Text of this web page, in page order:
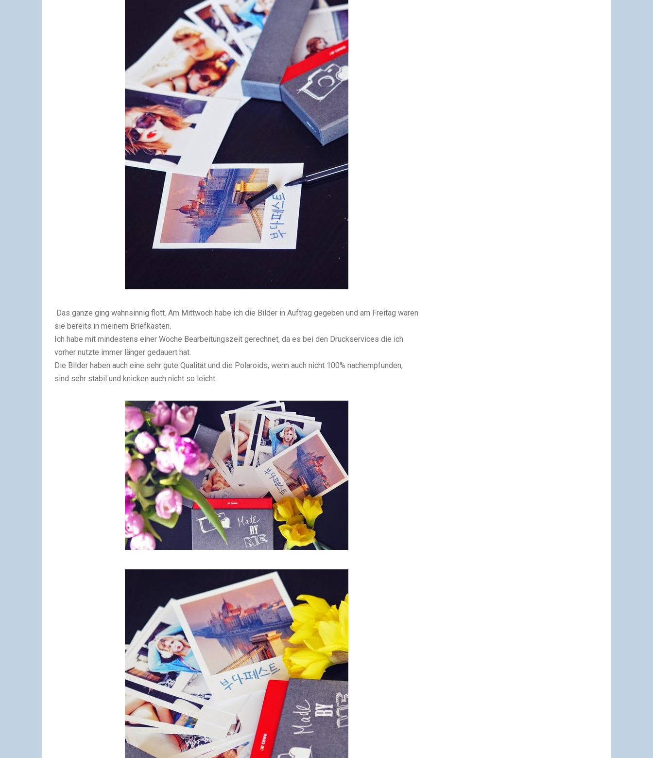
Das ganze ging wahnsinnig flott. Am Mittwoch habe ich die Bilder in Auftrag gegeben und am Freitag waren
sie bereits in meinem Briefkasten.
Ich habe mit mindestens einer Woche Bearbeitungszeit gerechnet, da es bei den Druckservices die ich
vorher nutzte immer länger gedauert hat.
Die Bilder haben auch eine sehr gute Qualität und die Polaroids, wenn auch nicht 100% nachempfunden,
sind sehr stabil und knicken auch nicht so leicht.